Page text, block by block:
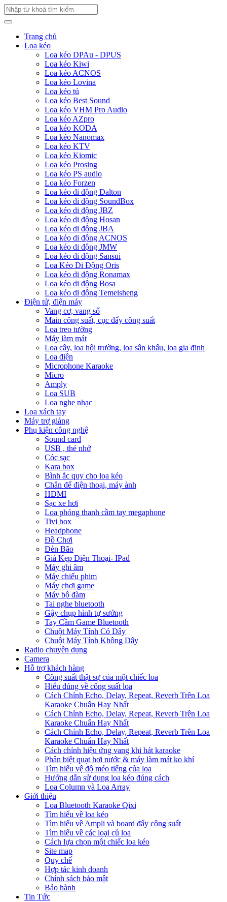
Trang chủ
Loa kéo
Loa kéo DPAu - DPUS
Loa kéo Kiwi
Loa kéo ACNOS
Loa kéo Lovina
Loa kéo tủ
Loa kéo Best Sound
Loa kéo VHM Pro Audio
Loa kéo AZpro
Loa kéo KODA
Loa kéo Nanomax
Loa kéo KTV
Loa kéo Kiomic
Loa kéo Prosing
Loa kéo PS audio
Loa kéo Forzen
Loa kéo di động Dalton
Loa kéo di động SoundBox
Loa kéo di động JBZ
Loa kéo di động Hosan
Loa kéo di động JBA
Loa kéo di động ACNOS
Loa kéo di động JMW
Loa kéo di động Sansui
Loa Kéo Di Động Oris
Loa kéo di động Ronamax
Loa kéo di động Bosa
Loa kéo di động Temeisheng
Điện tử, điện máy
Vang cơ, vang số
Main công suất, cục đẩy công suất
Loa treo tường
Máy làm mát
Loa cây, loa hội trường, loa sân khấu, loa gia đinh
Loa điện
Microphone Karaoke
Micro
Amply
Loa SUB
Loa nghe nhạc
Loa xách tay
Máy trợ giảng
Phụ kiện công nghệ
Sound card
USB , thẻ nhớ
Cóc sạc
Kara box
Bình ắc quy cho loa kéo
Chân để điện thoại, máy ảnh
HDMI
Sạc xe hơi
Loa phóng thanh cầm tay megaphone
Tivi box
Headphone
Đồ Chơi
Đèn Bão
Giá Kẹp Điện Thoại- IPad
Máy ghi âm
Máy chiếu phim
Máy chơi game
Máy bộ đàm
Tai nghe bluetooth
Gậy chụp hình tự sướng
Tay Cầm Game Bluetooth
Chuột Máy Tính Có Dây
Chuột Máy Tính Không Dây
Radio chuyên dụng
Camera
Hỗ trợ khách hàng
Công suất thật sự của một chiếc loa
Hiểu đúng về công suất loa
Cách Chỉnh Echo, Delay, Repeat, Reverb Trên Loa
Karaoke Chuẩn Hay Nhất
Cách Chỉnh Echo, Delay, Repeat, Reverb Trên Loa
Karaoke Chuẩn Hay Nhất
Cách Chỉnh Echo, Delay, Repeat, Reverb Trên Loa
Karaoke Chuẩn Hay Nhất
Cách chỉnh hiệu ứng vang khi hát karaoke
Phân biệt quạt hơi nước & máy làm mát ko khí
Tìm hiểu vệ độ méo tiếng của loa
Hướng dẫn sử dụng loa kéo đúng cách
Loa Column và Loa Array
Giới thiệu
Loa Bluetooth Karaoke Qixi
Tìm hiểu về loa kéo
Tìm hiểu về Ampli và board đẩy công suất
Tìm hiểu về các loại củ loa
Cách lựa chọn một chiếc loa kéo
Site map
Quy chế
Hợp tác kinh doanh
Chính sách bảo mật
Bảo hành
Tin Tức